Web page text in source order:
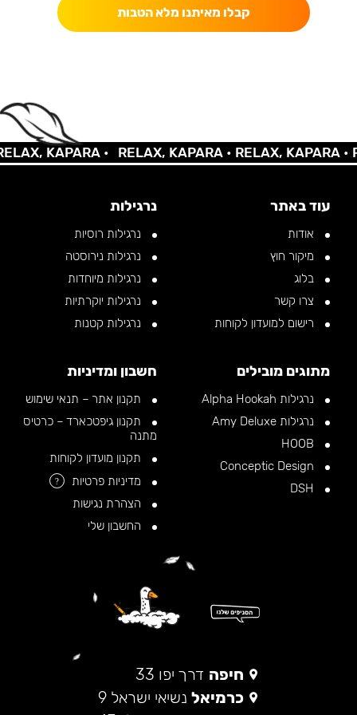
קבלו מאיתנו מלא הטבות
KAPARA • RELAX, KAPARA •RELAX, KAPARA •
עוד באתר
אודות
מיקור חוץ
בלוג
צרו קשר
רישום למועדון לקוחות
נרגילות
נרגילות רוסיות
נרגילות נירוסטה
נרגילות מיוחדות
נרגילות יוקרתיות
נרגילות קטנות
מתוגים מובילים
נרגילות Alpha Hookah
נרגילות Amy Deluxe
חשבון ומדיניות
תקנון אתר – תנאי שימוש
תקנון גיפטכארד – כרטיס
מתנה
תקנון מועדון לקוחות
מדיניות פרטיות
?
הצהרת נגישות
החשבון שלי
חיפה דרך יפו 33
כרמיאל נשיאי ישראל 9